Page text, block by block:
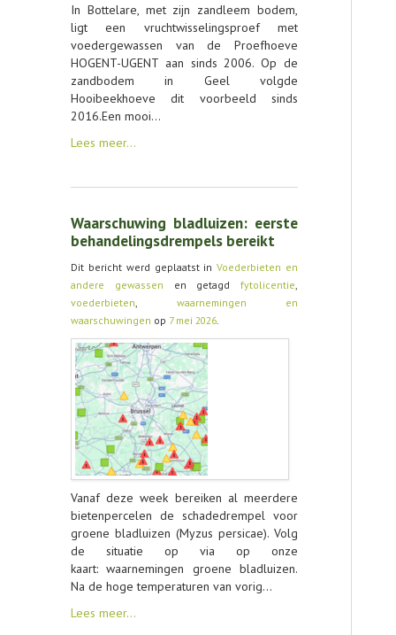
In Bottelare, met zijn zandleem bodem,
ligt een vruchtwisselingsproef met
voedergewassen van de Proefhoeve
HOGENT-UGENT aan sinds 2006. Op de
zandbodem in Geel volgde
Hooibeekhoeve dit voorbeeld sinds
2016.Een mooi…
Lees meer…
Waarschuwing bladluizen: eerste
behandelingsdrempels bereikt
Dit bericht werd geplaatst inVoederbieten en
andere gewassen en getagd fytolicentie,
voederbieten, waarnemingen en
waarschuwingen op 7 mei 2026.
Vanaf deze week bereiken al meerdere
bietenpercelen de schadedrempel voor
groene bladluizen (Myzus persicae). Volg
de situatie op via op onze
kaart: waarnemingen groene bladluizen.
Na de hoge temperaturen van vorig…
Lees meer…